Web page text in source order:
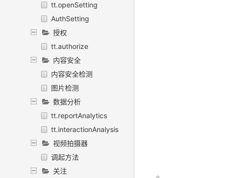
tt.openSetting
AuthSetting
授权
tt.authorize
内容安全
内容安全检测
图片检测
数据分析
tt.reportAnalytics
tt.interactionAnalysis
视频拍摄器
调起方法
关注